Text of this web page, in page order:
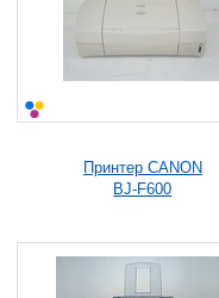
Принтер CANON
BJ-F600